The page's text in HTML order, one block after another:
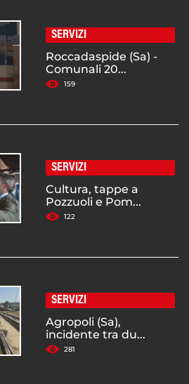
SERVIZI
Roccadaspide (Sa) -
Comunali 20...
159
SERVIZI
Cultura, tappe a
Pozzuoli e Pom...
122
SERVIZI
Agropoli (Sa),
incidente tra du...
281